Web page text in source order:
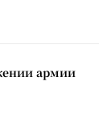
армии